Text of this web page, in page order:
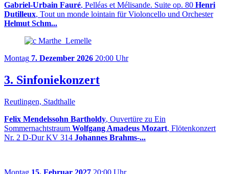
Gabriel-Urbain Fauré, Pelléas et Mélisande. Suite op. 80 Henri
Dutilleux, Tout un monde lointain für Violoncello und Orchester
Helmut Schm...
Montag 7. Dezember 2026 20:00 Uhr
3. Sinfoniekonzert
Reutlingen, Stadthalle
Felix Mendelssohn Bartholdy, Ouvertüre zu Ein
Sommernachtstraum Wolfgang Amadeus Mozart, Flötenkonzert
Nr. 2 D-Dur KV 314 Johannes Brahms-...